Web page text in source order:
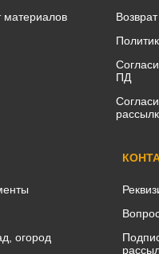
материалов
ПД
огород